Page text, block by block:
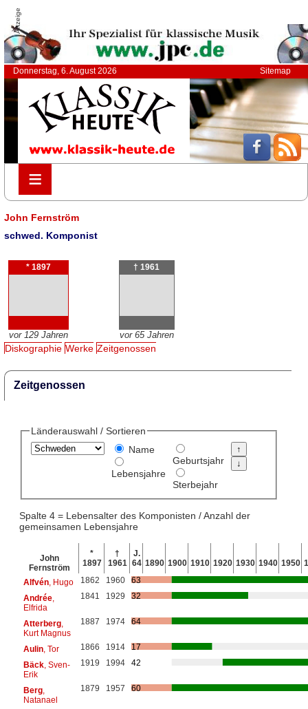
Anzeige
Donnerstag, 6. August 2026 Sitemap
≡
≡
John Fernström
schwed. Komponist
* 1897
vor 129 Jahren
† 1961
vor 65 Jahren
Diskographie Werke Zeitgenossen
Zeitgenossen
Länderauswahl / Sortieren
Name
Lebensjahre
Geburtsjahr
Sterbejahr
Spalte 4 = Lebensalter des Komponisten / Anzahl der
gemeinsamen Lebensjahre
John
Fernström
*
1897
†
1961
J.
64 1890 1900 1910 1920 1930 1940 1950
Alfvén, Hugo 1862 1960
63
Andrée,
Elfrida
1841 1929 32
Atterberg,
Kurt Magnus
1887 1974 64
Aulin, Tor 1866 1914
17
Bäck, Sven-
Erik
1919 1994 42
Berg,
Natanael
1879 1957 60